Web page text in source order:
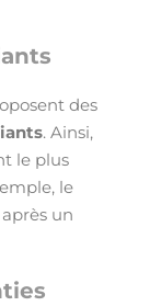
des
. Ainsi,
le plus
le
un